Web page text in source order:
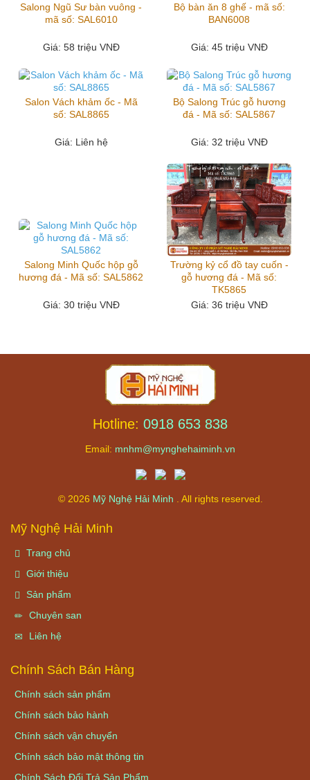
Salong Ngũ Sư bàn vuông -
mã số: SAL6010
Giá: 58 triệu VNĐ
Bộ bàn ăn 8 ghế - mã số:
BAN6008
Giá: 45 triệu VNĐ
Salon Vách khảm ốc - Mã
số: SAL8865
Giá: Liên hệ
Bộ Salong Trúc gỗ hương
đá - Mã số: SAL5867
Giá: 32 triệu VNĐ
Salong Minh Quốc hộp gỗ
hương đá - Mã số: SAL5862
Giá: 30 triệu VNĐ
Trường kỷ cổ đồ tay cuốn -
gỗ hương đá - Mã số:
TK5865
Giá: 36 triệu VNĐ
Hotline: 0918 653 838
Email: mnhm@mynghehaiminh.vn
© 2026 Mỹ Nghệ Hải Minh . All rights reserved.
Mỹ Nghệ Hải Minh
Trang chủ
Giới thiệu
Sản phẩm
Chuyên san
Liên hệ
Chính Sách Bán Hàng
Chính sách sản phẩm
Chính sách bảo hành
Chính sách vận chuyển
Chính sách bảo mật thông tin
Chính Sách Đổi Trả Sản Phẩm